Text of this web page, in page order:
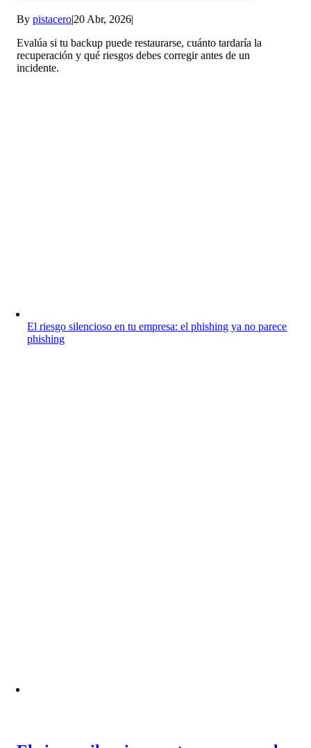
Bypistacero|20 Abr, 2026|
Evalúa si tu backup puede restaurarse, cuánto tardaría la
recuperación y qué riesgos debes corregir antes de un
incidente.
El riesgo silencioso en tu empresa: el phishing ya no parece
phishing